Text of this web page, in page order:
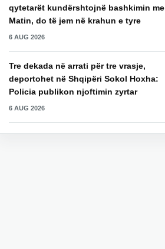
qytetarët kundërshtojnë bashkimin me
Matin, do të jem në krahun e tyre
6 AUG 2026
Tre dekada në arrati për tre vrasje,
deportohet në Shqipëri Sokol Hoxha:
Policia publikon njoftimin zyrtar
6 AUG 2026